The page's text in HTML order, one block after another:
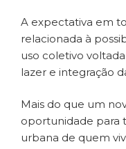
A expectativa em
relacionada à
uso coletivo
lazer e integração
Mais do que um
oportunidade para
urbana de quem